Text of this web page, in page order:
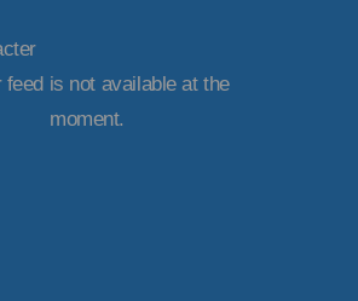
feed is not available at the
moment.